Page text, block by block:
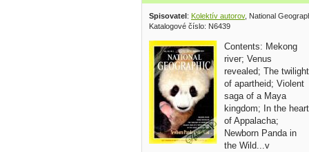
Spisovatel : Kolektív autorov, National
Katalogové číslo: N6439
Contents: Mekong
river; Venus
revealed; The twilight
of apartheid; Violent
saga of a Maya
kingdom; In the heart
of Appalacha;
Newborn Panda in
the Wild...v